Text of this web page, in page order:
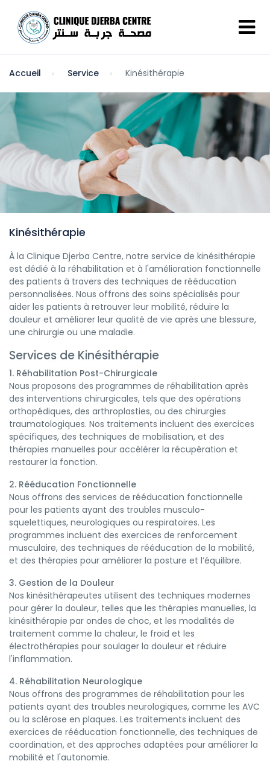
Accueil Service Kinésithérapie
Kinésithérapie
À la Clinique Djerba Centre, notre service de kinésithérapie
est dédié à la réhabilitation et à l'amélioration fonctionnelle
des patients à travers des techniques de rééducation
personnalisées. Nous offrons des soins spécialisés pour
aider les patients à retrouver leur mobilité, réduire la
douleur et améliorer leur qualité de vie après une blessure,
une chirurgie ou une maladie.
Services de Kinésithérapie
1. Réhabilitation Post-Chirurgicale
Nous proposons des programmes de réhabilitation après
des interventions chirurgicales, tels que des opérations
orthopédiques, des arthroplasties, ou des chirurgies
traumatologiques. Nos traitements incluent des exercices
spécifiques, des techniques de mobilisation, et des
thérapies manuelles pour accélérer la récupération et
restaurer la fonction.
2. Rééducation Fonctionnelle
Nous offrons des services de rééducation fonctionnelle
pour les patients ayant des troubles musculo-
squelettiques, neurologiques ou respiratoires. Les
programmes incluent des exercices de renforcement
musculaire, des techniques de rééducation de la mobilité,
et des thérapies pour améliorer la posture et l’équilibre.
3. Gestion de la Douleur
Nos kinésithérapeutes utilisent des techniques modernes
pour gérer la douleur, telles que les thérapies manuelles, la
kinésithérapie par ondes de choc, et les modalités de
traitement comme la chaleur, le froid et les
électrothérapies pour soulager la douleur et réduire
l'inflammation.
4. Réhabilitation Neurologique
Nous offrons des programmes de réhabilitation pour les
patients ayant des troubles neurologiques, comme les AVC
ou la sclérose en plaques. Les traitements incluent des
exercices de rééducation fonctionnelle, des techniques de
coordination, et des approches adaptées pour améliorer la
mobilité et l'autonomie.